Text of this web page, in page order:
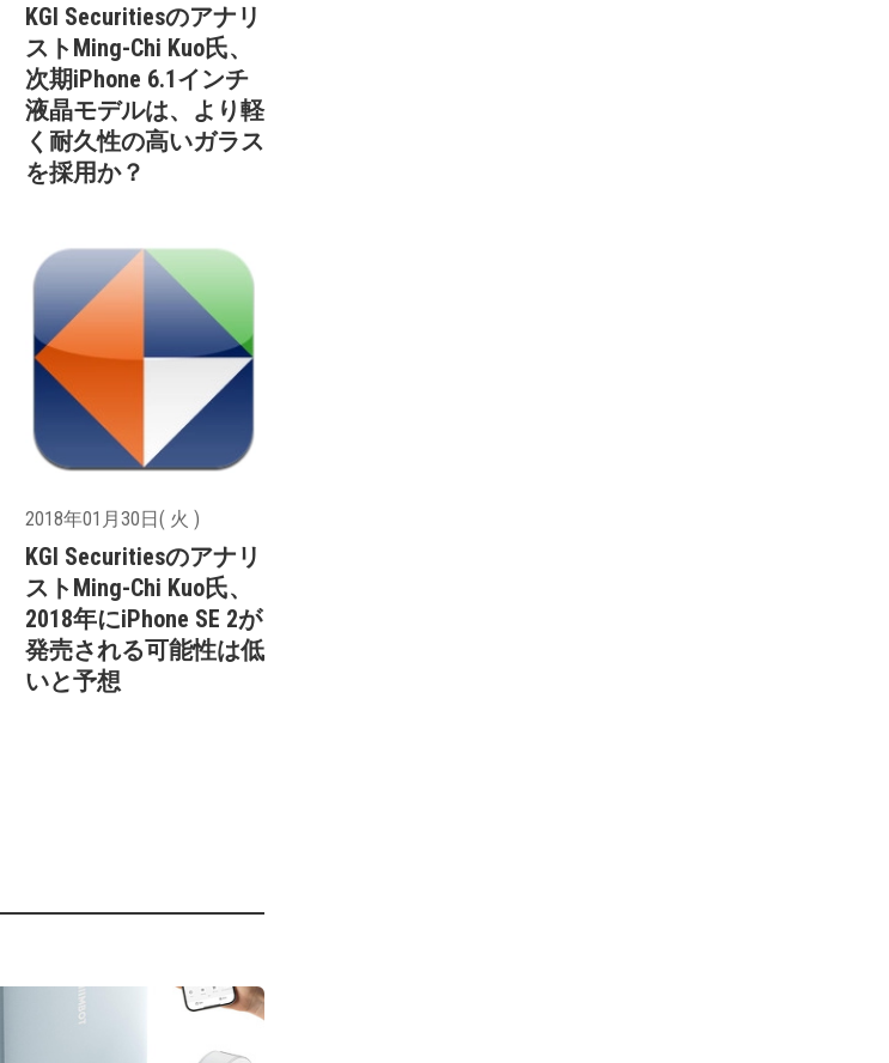
KGI Securitiesのアナリ
ストMing-Chi Kuo氏、
次期iPhone 6.1インチ
液晶モデルは、より軽
く耐久性の高いガラス
を採用か？
2018年01月30日( 火 )
KGI Securitiesのアナリ
ストMing-Chi Kuo氏、
2018年にiPhone SE 2が
発売される可能性は低
いと予想